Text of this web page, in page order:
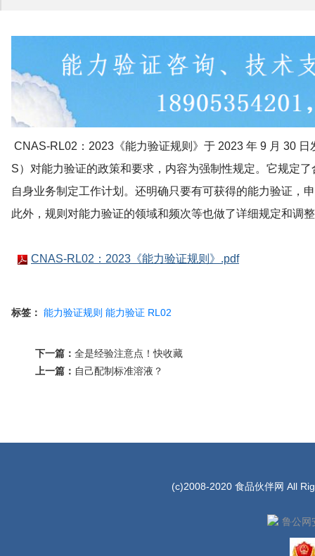
CNAS-RL02：2023《能力验证规则》于 2023 年 9 月 30 日
S）对能力验证的政策和要求，内容为强制性规定。它规定
自身业务制定工作计划 。还明确只要有可获得的能力验证，
此外，规则对能力验证的领域和频次等也做了详细规定和调整
CNAS-RL02：2023《能力验证规则》.pdf
标签： 能力验证规则 能力验证 RL02
下一篇： 全是经验注意点！快收藏
上一篇： 自己配制标准溶液？
(c)2008-2020 食品伙伴网 All
鲁公网